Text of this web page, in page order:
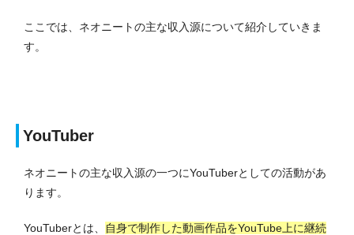
ここでは、ネオニートの主な収入源について紹介していきま
す。
YouTuber
ネオニートの主な収入源の一つにYouTuberとしての活動があ
ります。
YouTuberとは、
自身で制作した動画作品をYouTube上に継続